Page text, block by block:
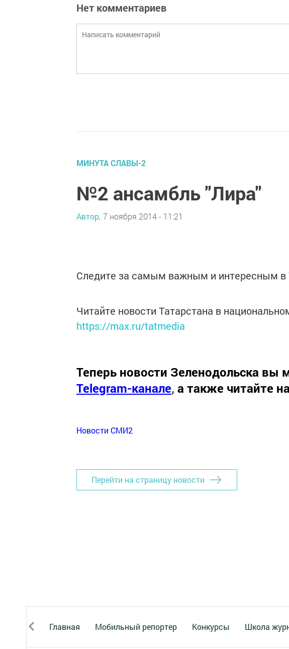
Нет комментариев
МИНУТА СЛАВЫ-2
№2 ансамбль "Лира"
Автор, 7 ноября 2014 - 11:21
Следите за самым важным и интересным в
Читайте новости Татарстана в
https://max.ru/tatmedia
Теперь новости Зеленодольска вы
Telegram-канале, а также читайте
Новости СМИ2
Перейти на страницу новости
Главная Мобильный репортер Конкурсы Школа